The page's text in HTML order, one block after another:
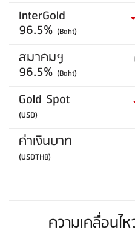
InterGold
96.5% (Baht)
สมาคมฯ
96.5% (Baht)
Gold Spot
(USD)
ค่าเงินบาท
(USDTHB)
ความเคลื่อนไ